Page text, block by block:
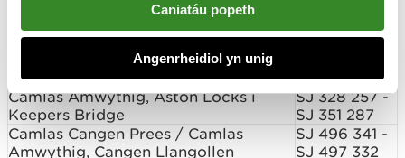
Caniatáu popeth
Angenrheidiol yn unig
Camlas Trefaldwyn, Guilsfield Arm;
Powys
SJ 243 137
Camlas Amwythig, Aston Locks i
Keepers Bridge
SJ 328 257 -
SJ 351 287
Camlas Cangen Prees / Camlas
Amwythig, Cangen Llangollen
SJ 496 341 -
SJ 497 332